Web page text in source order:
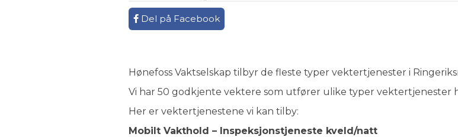
Del på Facebook
Hønefoss Vaktselskap tilbyr de fleste typer vektertjenester i
Vi har 50 godkjente vektere som utfører ulike typer vektertjenester
Her er vektertjenestene vi kan tilby:
Mobilt Vakthold – Inspeksjonstjeneste kveld/natt